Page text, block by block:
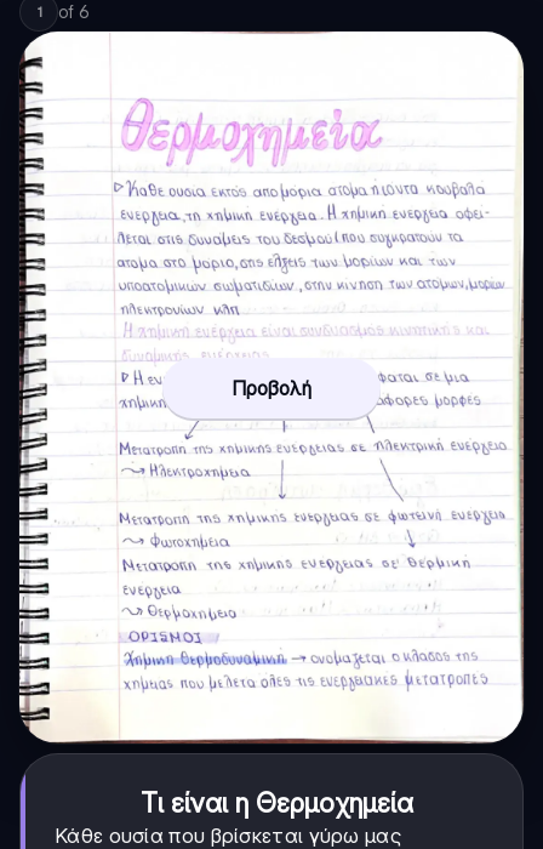
1 of 6
Προβολή
Τι είναι η Θερμοχημεία
Κάθε ουσία που βρίσκεται γύρω μας